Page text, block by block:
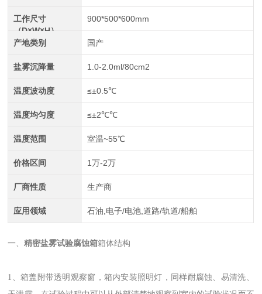
工作尺寸
（D×W×H）
900*500*600mm
产地类别 国产
盐雾沉降量 1.0-2.0ml/80cm2
温度波动度 ≤±0.5℃
温度均匀度 ≤±2℃℃
温度范围 室温~55℃
价格区间 1万-2万
厂商性质 生产商
应用领域 石油,电子/电池,道路/轨道/船舶
一、精密盐雾试验腐蚀箱箱体结构
1、箱盖附带透明观察窗，箱内安装照明灯，同样耐腐蚀、易清洗、